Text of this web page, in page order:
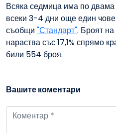
Всяка седмица има по
всеки 3-4 дни още един
съобщи "Стандарт". Броят
нараства със 17,1% спрямо
били 554 броя.
Вашите коментари